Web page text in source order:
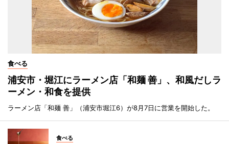
食べる
浦安市・堀江にラーメン店「和麺 善」、和風だしラ
ーメン・和食を提供
ラーメン店「和麺 善」（浦安市堀江6）が8月7日に営業を開始した。
食べる